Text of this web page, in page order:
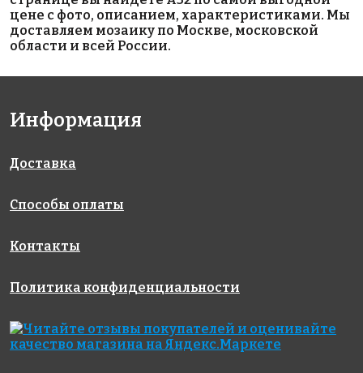
6081 руб./м²
Rose GA 13(1)
Rose WA 42
5243 руб./м²
327x327
2450 руб./м²
цене с фото, описанием, характеристиками. Мы
доставляем мозаику по Москве, московской
области и всей России.
Информация
Доставка
Способы оплаты
Контакты
Политика конфиденциальности